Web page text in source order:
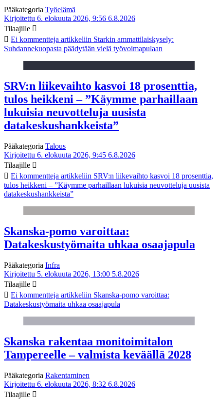
Pääkategoria Työelämä
Kirjoitettu 6. elokuuta 2026, 9:56 6.8.2026
Tilaajille
Ei kommentteja artikkeliin Starkin ammattilaiskysely:
Suhdannekuopasta päädytään vielä työvoimapulaan
SRV:n liikevaihto kasvoi 18 prosenttia,
tulos heikkeni – ”Käymme parhaillaan
lukuisia neuvotteluja uusista
datakeskushankkeista”
Pääkategoria Talous
Kirjoitettu 6. elokuuta 2026, 9:45 6.8.2026
Tilaajille
Ei kommentteja artikkeliin SRV:n liikevaihto kasvoi 18 prosenttia,
tulos heikkeni – ”Käymme parhaillaan lukuisia neuvotteluja uusista
datakeskushankkeista”
Skanska-pomo varoittaa:
Datakeskustyömaita uhkaa osaajapula
Pääkategoria Infra
Kirjoitettu 5. elokuuta 2026, 13:00 5.8.2026
Tilaajille
Ei kommentteja artikkeliin Skanska-pomo varoittaa:
Datakeskustyömaita uhkaa osaajapula
Skanska rakentaa monitoimitalon
Tampereelle – valmista keväällä 2028
Pääkategoria Rakentaminen
Kirjoitettu 6. elokuuta 2026, 8:32 6.8.2026
Tilaajille